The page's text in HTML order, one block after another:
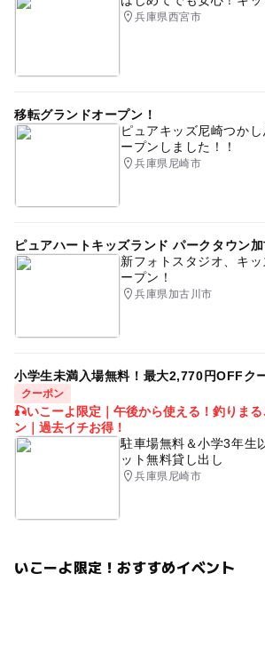
予約はこちらから兵庫県西宮市
移転グランドオープン！
ピュアキッズ尼崎つか
ープンしました！！
兵庫県尼崎市
ピュアハートキッズランド パークタウン
新フォトスタジオ、キ
ープン！
兵庫県加古川市
小学生未満入場無料！最大2,770円OFFク
クーポン
🎣いこーよ限定｜午後から使える！釣りま
ン｜過去イチお得！
駐車場無料＆小学3年生
ット無料貸し出し
兵庫県尼崎市
いこーよ限定！おすすめイベント